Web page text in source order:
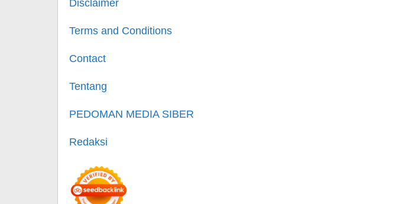
Disclaimer
Terms and Conditions
Contact
Tentang
PEDOMAN MEDIA SIBER
Redaksi